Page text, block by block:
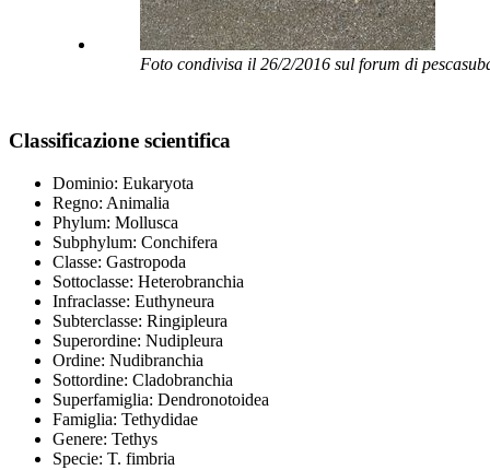
Foto condivisa il 26/2/2016 sul forum di
Classificazione scientifica
Dominio: Eukaryota
Regno: Animalia
Phylum: Mollusca
Subphylum: Conchifera
Classe: Gastropoda
Sottoclasse: Heterobranchia
Infraclasse: Euthyneura
Subterclasse: Ringipleura
Superordine: Nudipleura
Ordine: Nudibranchia
Sottordine: Cladobranchia
Superfamiglia: Dendronotoidea
Famiglia: Tethydidae
Genere: Tethys
Specie: T. fimbria